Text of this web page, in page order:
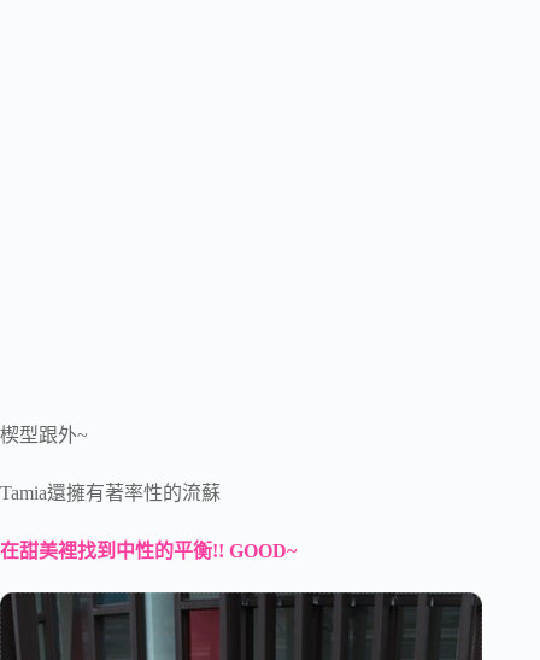
楔型跟外~
Tamia還擁有著率性的流蘇
在甜美裡找到中性的平衡!! GOOD~